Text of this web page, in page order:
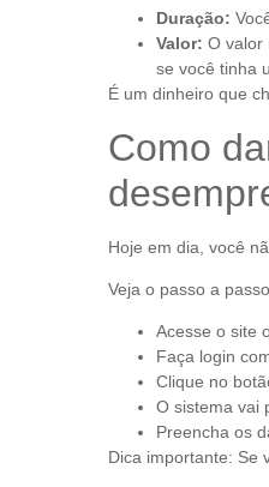
Duração:
Valor: O valor
se você tinha
É um dinheiro que
Como
Hoje em dia, você
Veja o passo a
Acesse o site
Faça login
Clique no
O sistema vai
Preencha os
Dica importante: Se